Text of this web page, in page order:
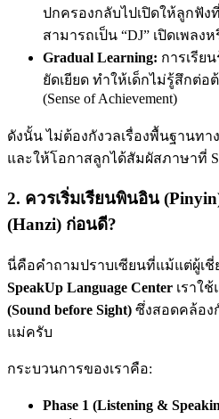
ปกครองกลับไปเปิดให้ลูกฟั
สามารถเป็น “DJ” เปิดเพล
Gradual Learning: การเรีย
ยัดเยียด ทำให้เด็กไม่รู้สึกต่
(Sense of Achievement)
ดังนั้น ไม่ต้องกังวลเรื่องพื้นฐานทา
และให้โอกาสลูกได้สัมผัสภาษาที่
2. ควรเริ่มเรียนพินอิน
(Hanzi) ก่อนดี?
นี่คือคำถามปราบเซียนที่แม้แต่ผู้เ
SpeakUp Language Center เราใ
(Sound before Sight) ซึ่งสอดคล้อง
แม่ครับ
กระบวนการของเราคือ:
Phase 1 (Listening &